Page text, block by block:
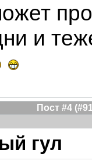
и
Пост #4
гул